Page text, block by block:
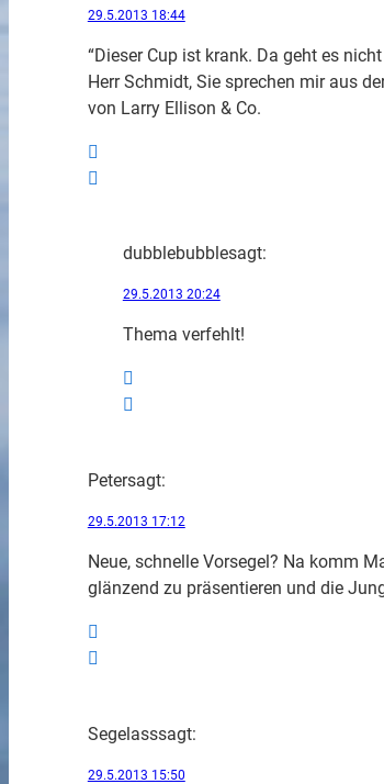
29.5.2013 18:44
“Dieser Cup ist krank. Da geht es
Herr Schmidt, Sie sprechen mir aus
von Larry Ellison & Co.
dubblebubblesagt:
29.5.2013 20:24
Thema verfehlt!
Petersagt:
29.5.2013 17:12
Neue, schnelle Vorsegel? Na komm
glänzend zu präsentieren und die
Segelasssagt:
29.5.2013 15:50